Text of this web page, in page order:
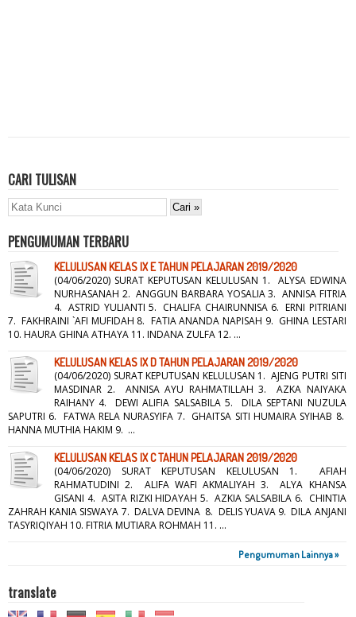
CARI TULISAN
PENGUMUMAN TERBARU
KELULUSAN KELAS IX E TAHUN PELAJARAN 2019/2020
(04/06/2020) SURAT KEPUTUSAN KELULUSAN 1. ALYSA EDWINA
NURHASANAH 2. ANGGUN BARBARA YOSALIA 3. ANNISA FITRIA
4. ASTRID YULIANTI 5. CHALIFA CHAIRUNNISA 6. ERNI PITRIANI
7. FAKHRAINI `AFI MUFIDAH 8. FATIA ANANDA NAPISAH 9. GHINA LESTARI
10. HAURA GHINA ATHAYA 11. INDANA ZULFA 12. ...
KELULUSAN KELAS IX D TAHUN PELAJARAN 2019/2020
(04/06/2020) SURAT KEPUTUSAN KELULUSAN 1. AJENG PUTRI SITI
MASDINAR 2. ANNISA AYU RAHMATILLAH 3. AZKA NAIYAKA
RAIHANY 4. DEWI ALIFIA SALSABILA 5. DILA SEPTANI NUZULA
SAPUTRI 6. FATWA RELA NURASYIFA 7. GHAITSA SITI HUMAIRA SYIHAB 8.
HANNA MUTHIA HAKIM 9. ...
KELULUSAN KELAS IX C TAHUN PELAJARAN 2019/2020
(04/06/2020) SURAT KEPUTUSAN KELULUSAN 1. AFIAH
RAHMATUDINI 2. ALIFA WAFI AKMALIYAH 3. ALYA KHANSA
GISANI 4. ASITA RIZKI HIDAYAH 5. AZKIA SALSABILA 6. CHINTIA
ZAHRAH KANIA SISWAYA 7. DALVA DEVINA 8. DELIS YUAVA 9. DILA ANJANI
TASYRIQIYAH 10. FITRIA MUTIARA ROHMAH 11. ...
Pengumuman Lainnya »
translate